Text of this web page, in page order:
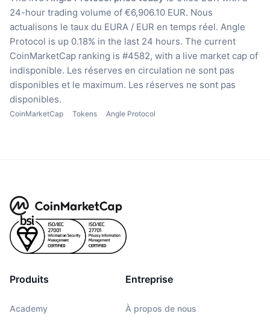
24-hour trading volume of €6,906.10 EUR. Nous
actualisons le taux du EURA / EUR en temps réel. Angle
Protocol is up 0.18% in the last 24 hours. The current
CoinMarketCap ranking is #4582, with a live market cap of
indisponible. Les réserves en circulation ne sont pas
disponibles et le maximum. Les réserves ne sont pas
disponibles.
CoinMarketCap Tokens Angle Protocol
Produits
Academy
Entreprise
À propos de nous